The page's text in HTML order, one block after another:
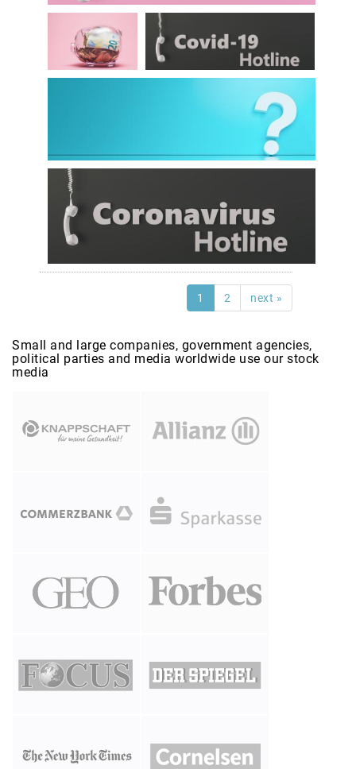
1 2 next »
Small and large companies, government agencies,
political parties and media worldwide use our stock
media